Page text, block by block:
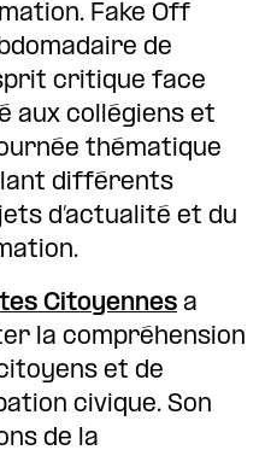
Fake Off
de
critique face
aux collégiens et
thématique
différents
d’actualité et du
Citoyennes a
la compréhension
et de
civique. Son
de la